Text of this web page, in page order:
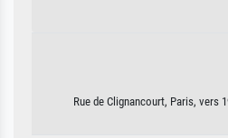
Rue de Clignancourt, Paris, vers